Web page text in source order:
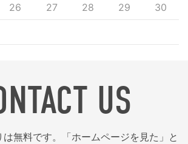
26 27 28 29 30
US
は無料です。「ホームページを見た」と